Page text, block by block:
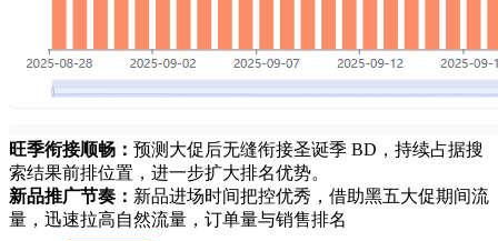
旺季衔接顺畅： 预测大促后无缝衔接圣诞季 BD，持续占据搜
索结果前排位置，进一步扩大排名优势。
新品推广节奏： 新品进场时间把控优秀，借助黑五大促期间流
量，迅速拉高自然流量，订单量与销售排名